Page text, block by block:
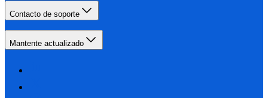
Contacto de soporte
Mantente actualizado